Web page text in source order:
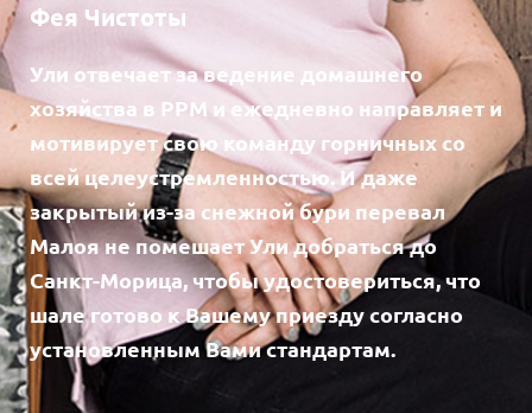
Фея Чистоты
Ули отвечает за ведение домашнего
хозяйства в PPM и ежедневно направляет и
мотивирует свою команду горничных со
всей целеустремленностью. И даже
закрытый из-за снежной бури перевал
Малоя не помешает Ули добраться до
Санкт-Морица, чтобы удостовериться, что
шале готово к Вашему приезду согласно
установленным Вами стандартам.